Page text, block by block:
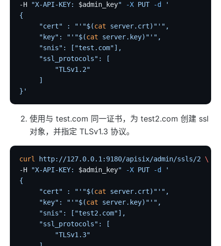
-H
"X-API-KEY: $admin_key" -X PUT -d
'
{
     "cert" : "'"$(
cat server.crt)"'",
     "key": "'"$(
cat server.key)"'",
     "snis": ["test.com"],
     "ssl_protocols": [
         "TLSv1.2"
     ]
}'
使用与 test.com 同一证书，为 test2.com 创建 ssl
对象，并指定 TLSv1.3 协议。
curl http://127.0.0.1:9180/apisix/admin/ssls/2 \
-H
"X-API-KEY: $admin_key" -X PUT -d
'
{
     "cert" : "'"$(
cat server.crt)"'",
     "key": "'"$(
cat server.key)"'",
     "snis": ["test2.com"],
     "ssl_protocols": [
         "TLSv1.3"